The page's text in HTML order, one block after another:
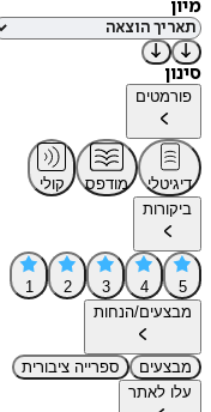
מיון
סינון
פורמטים
דיגיטלי מודפס
קולי
ביקורות
5
4
3
2
1
מבצעים/הנחות
מבצעים
ספרייה ציבורית
עלו לאתר